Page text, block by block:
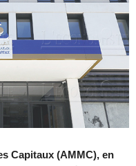
Capitaux (AMMC), en